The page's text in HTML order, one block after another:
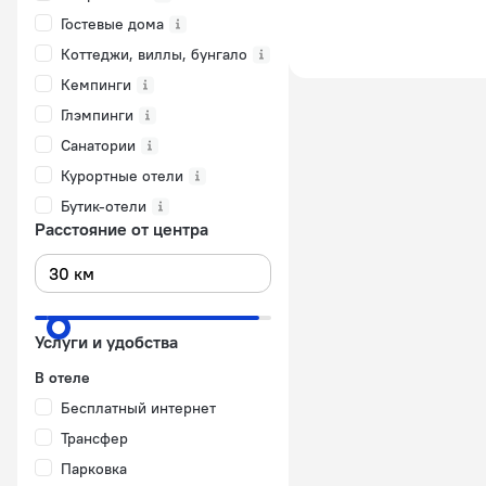
Гостевые дома
Коттеджи, виллы, бунгало
Кемпинги
Глэмпинги
Санатории
Курортные отели
Бутик-отели
Расстояние от центра
Услуги и удобства
В отеле
Бесплатный интернет
Трансфер
Парковка